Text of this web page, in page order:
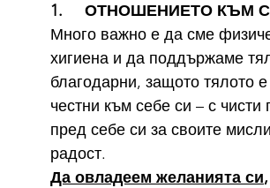
1.     ОТНОШЕНИЕТО КЪМ
Много важно е да сме
хигиена и да поддържаме
благодарни, защото тялото
честни към себе си – с
пред себе си за своите
радост.
Да овладеем желанията си,